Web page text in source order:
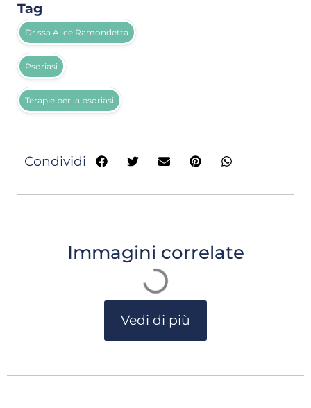
Tag
Dr.ssa Alice Ramondetta
Psoriasi
Terapie per la psoriasi
Condividi
Immagini correlate
Vedi di più